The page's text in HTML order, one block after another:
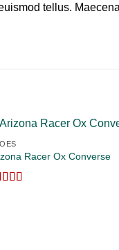
tellus.
Racer Ox Converse